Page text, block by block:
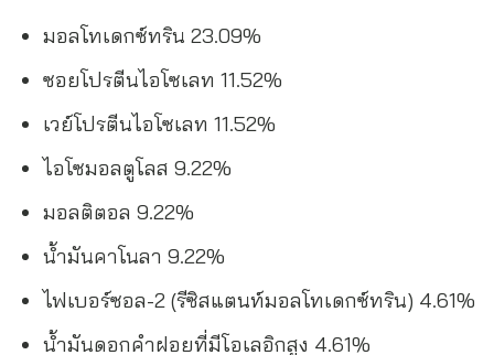
มอลโทเดกซ์ทริน 23.09%
ซอยโปรตีนไอโซเลท 11.52%
เวย์โปรตีนไอโซเลท 11.52%
ไอโซมอลตูโลส 9.22%
มอลติตอล 9.22%
น้ำมันคาโนลา 9.22%
ไฟเบอร์ซอล-2 (รีซิสแตนท์มอลโทเดกซ์ทริน) 4.61%
น้ำมันดอกคำฝอยที่มีโอเลอิกสูง 4.61%